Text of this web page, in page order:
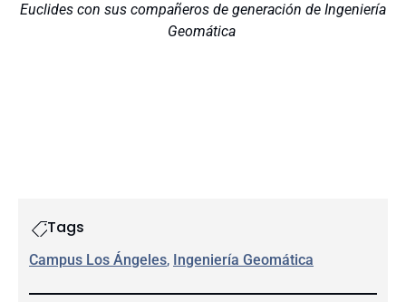
Euclides con sus compañeros de generación de Ingeniería
Geomática
Tags
Campus Los Ángeles, Ingeniería Geomática